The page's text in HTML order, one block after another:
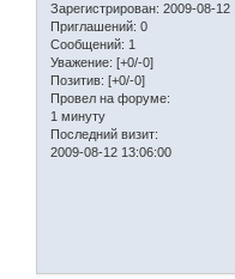
Зарегистрирован: 2009-08-12
Приглашений: 0
Сообщений: 1
Уважение: [+0/-0]
Позитив: [+0/-0]
Провел на форуме:
1 минуту
Последний визит:
2009-08-12 13:06:00